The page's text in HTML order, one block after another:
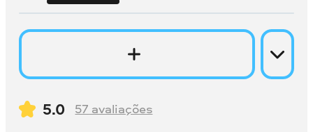
5.0 57 avaliações